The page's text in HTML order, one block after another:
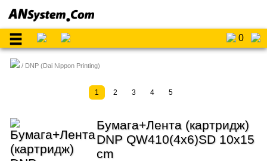
0
DNP (Dai Nippon Printing)
1 2 3 4 5
Бумага+Лента (картридж)
DNP QW410(4x6)SD 10x15
cm